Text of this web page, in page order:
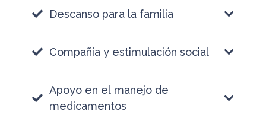
Descanso para la familia
Compañía y estimulación social
Apoyo en el manejo de
medicamentos